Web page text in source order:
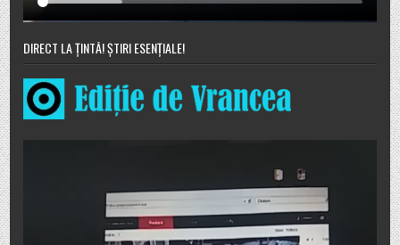
DIRECT LA ȚINTĂ! ȘTIRI ESENȚIALE!